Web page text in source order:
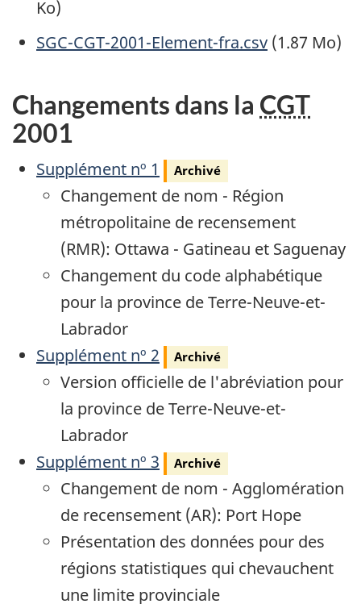
Ko)
Document
SGC-CGT-2001-Element-fra.csv (1.87 Mo)
Changements dans la CGT
2001
Archivé
Supplément nº 1 Archivé
Changement de nom - Région
métropolitaine de recensement
(RMR): Ottawa - Gatineau et Saguenay
Changement du code alphabétique
pour la province de Terre-Neuve-et-
Labrador
Archivé
Supplément nº 2 Archivé
Version officielle de l'abréviation pour
la province de Terre-Neuve-et-
Labrador
Archivé
Supplément nº 3 Archivé
Changement de nom - Agglomération
de recensement (AR): Port Hope
Présentation des données pour des
régions statistiques qui chevauchent
une limite provinciale